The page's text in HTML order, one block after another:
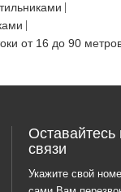
от 16 до 90
Оставайтесь
связи
Укажите свой